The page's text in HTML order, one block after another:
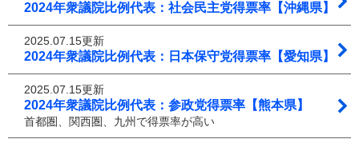
2024年衆議院比例代表：社会民主党得票率【沖縄県】
2025.07.15更新
2024年衆議院比例代表：日本保守党得票率【愛知県】
2025.07.15更新
2024年衆議院比例代表：参政党得票率【熊本県】
首都圏、関西圏、九州で得票率が高い